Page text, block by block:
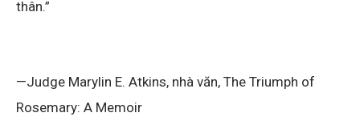
thân.”
—Judge Marylin E. Atkins, nhà văn, The Triumph of
Rosemary: A Memoir